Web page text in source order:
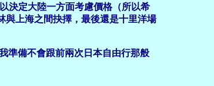
決定大陸一方面考慮價格（所以希
與上海之間抉擇，最後還是十里洋場
準備不會跟前兩次日本自由行那般